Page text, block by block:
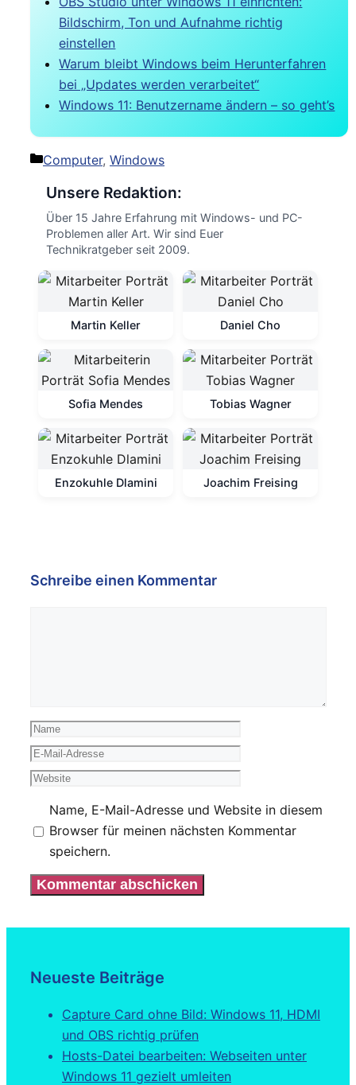
Bildschirm, Ton und Aufnahme richtig
einstellen
Warum bleibt Windows beim Herunterfahren
bei „Updates werden verarbeitet“
Windows 11: Benutzername ändern – so geht’s
Kategorien
Computer, Windows
Unsere Redaktion:
Über 15 Jahre Erfahrung mit Windows- und PC-
Problemen aller Art. Wir sind Euer
Technikratgeber seit 2009.
Martin Keller Daniel Cho
Sofia Mendes Tobias Wagner
Enzokuhle Dlamini Joachim Freising
Schreibe einen Kommentar
Name
E-
Mail-
Website
Name, E-Mail-Adresse und Website in diesem
Browser für meinen nächsten Kommentar
speichern.
Neueste Beiträge
Capture Card ohne Bild: Windows 11, HDMI
und OBS richtig prüfen
Hosts-Datei bearbeiten: Webseiten unter
Windows 11 gezielt umleiten